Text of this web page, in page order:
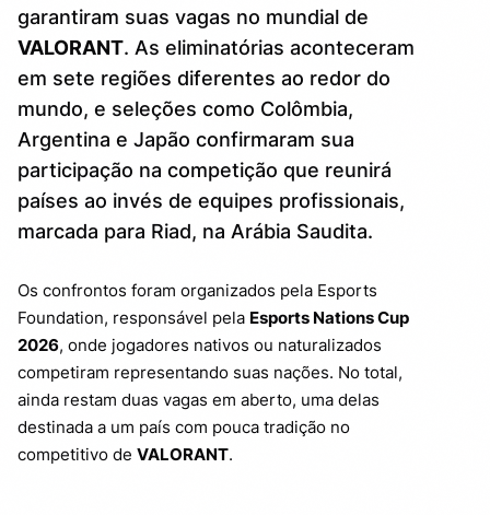
3. VEJA TODOS OS CLASSIFICADOS
garantiram suas vagas no mundial de
VALORANT. As eliminatórias aconteceram
em sete regiões diferentes ao redor do
mundo, e seleções como Colômbia,
Argentina e Japão confirmaram sua
participação na competição que reunirá
países ao invés de equipes profissionais,
marcada para Riad, na Arábia Saudita.
Os confrontos foram organizados pela Esports
Foundation, responsável pela Esports Nations Cup
2026, onde jogadores nativos ou naturalizados
competiram representando suas nações. No total,
ainda restam duas vagas em aberto, uma delas
destinada a um país com pouca tradição no
competitivo de VALORANT.